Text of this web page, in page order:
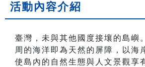
活動內容介紹
臺灣，未與其他國度接壤的島嶼
周的海洋即為天然的屏障，以海
使島內的自然生態與人文景觀享